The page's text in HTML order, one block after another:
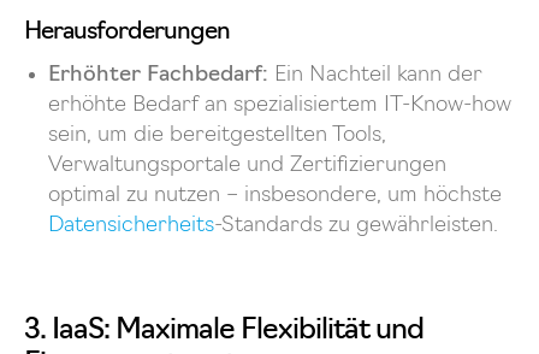
Herausforderungen
Erhöhter Fachbedarf: Ein Nachteil kann der
erhöhte Bedarf an spezialisiertem IT-Know-how
sein, um die bereitgestellten Tools,
Verwaltungsportale und Zertifizierungen
optimal zu nutzen – insbesondere, um höchste
Datensicherheits-Standards zu gewährleisten.
3. IaaS: Maximale Flexibilität und